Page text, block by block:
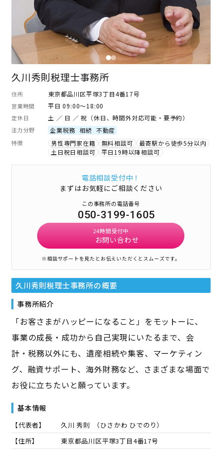
久川秀則税理士事務所
住所 東京都品川区平塚3丁目4番17号
営業時間 平日 09:00～18:00
定休日 土 ／ 日 ／ 祝（休日、時間外対応可能・要予約）
注力分野 企業税務 相続 不動産
特徴 男性専門家在籍 無料相談可
最寄駅から徒歩5分以内
土日祝日相談可
平日19時以降相談可
電話相談受付中！
まずはお気軽にご相談ください
この事務所の電話番号
050-3199-1605
24時間受付中
お問い合わせ
※相談サポートを見たとお伝えいただくとスムーズです。
久川秀則税理士事務所の概要
事務所紹介
「お客さまがハッピーになること」をモットーに、
事業の成長・成功から自己実現にいたるまで、会
計・税務以外にも、遺産相続や集客、マーケティン
グ、融資サポート、海外財務など、さまざまな場面で
お役に立ちたいと願っています。
基本情報
【代表者】 久川 秀則 （ひさかわ ひでのり）
【住所】
東京都品川区平塚3丁目4番17号